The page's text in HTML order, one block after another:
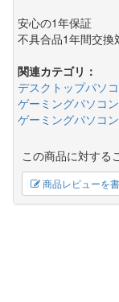
安心の1年保証
不具合品1年間交換
関連カテゴリ：
デスクトップパソ
ゲーミングパソコン
ゲーミングパソコン
この商品に対する
商品レビューを